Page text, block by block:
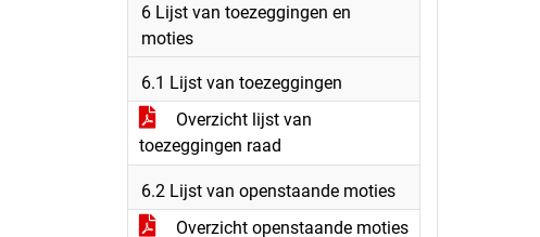
6 Lijst van toezeggingen en
moties
6.1 Lijst van toezeggingen
Overzicht lijst van
toezeggingen raad
6.2 Lijst van openstaande moties
Overzicht openstaande moties